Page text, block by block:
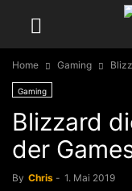
Home Gaming
Gaming
Blizzard
der
By Chris - 1. Mai 2019